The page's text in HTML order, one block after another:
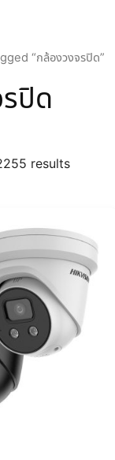
“กล้องวงจรปิด”
ปิด
results